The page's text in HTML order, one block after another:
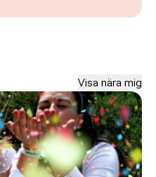
Visa nära mig